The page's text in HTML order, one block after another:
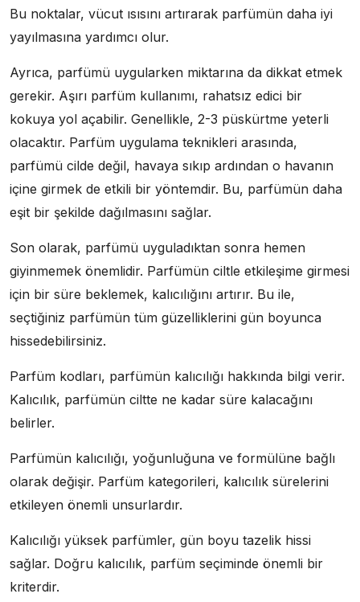
Bu noktalar, vücut ısısını artırarak parfümün daha iyi
yayılmasına yardımcı olur.
Ayrıca, parfümü uygularken miktarına da dikkat etmek
gerekir. Aşırı parfüm kullanımı, rahatsız edici bir
kokuya yol açabilir. Genellikle, 2-3 püskürtme yeterli
olacaktır. Parfüm uygulama teknikleri arasında,
parfümü cilde değil, havaya sıkıp ardından o havanın
içine girmek de etkili bir yöntemdir. Bu, parfümün daha
eşit bir şekilde dağılmasını sağlar.
Son olarak, parfümü uyguladıktan sonra hemen
giyinmemek önemlidir. Parfümün ciltle etkileşime girmesi
için bir süre beklemek, kalıcılığını artırır. Bu ile,
seçtiğiniz parfümün tüm güzelliklerini gün boyunca
hissedebilirsiniz.
Parfüm kodları, parfümün kalıcılığı hakkında bilgi verir.
Kalıcılık, parfümün ciltte ne kadar süre kalacağını
belirler.
Parfümün kalıcılığı, yoğunluğuna ve formülüne bağlı
olarak değişir. Parfüm kategorileri, kalıcılık sürelerini
etkileyen önemli unsurlardır.
Kalıcılığı yüksek parfümler, gün boyu tazelik hissi
sağlar. Doğru kalıcılık, parfüm seçiminde önemli bir
kriterdir.